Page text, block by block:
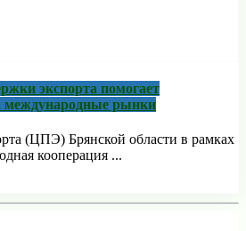
экспорта помогает
международные рынки
(ЦПЭ) Брянской области в рамках
кооперация ...